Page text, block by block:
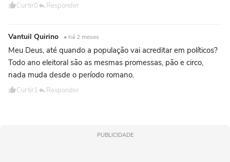
Curtir0 Responder
Vantuil Quirino • há 2 meses
Meu Deus, até quando a população vai acreditar em políticos?
Todo ano eleitoral são as mesmas promessas, pão e circo,
nada muda desde o período romano.
Curtir1 Responder
PUBLICIDADE